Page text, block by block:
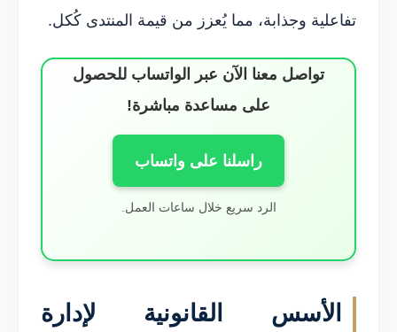
تفاعلية وجذابة، مما يُعزز من قيمة المنتدى كُكل.
تواصل معنا الآن عبر الواتساب للحصول
على مساعدة مباشرة!
راسلنا على واتساب
الرد سريع خلال ساعات العمل.
الأسس القانونية لإدارة